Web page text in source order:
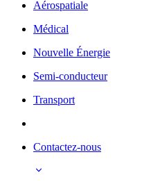
Aérospatiale
Médical
Nouvelle Énergie
Semi-conducteur
Transport
Contactez-nous